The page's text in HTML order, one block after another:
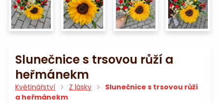
Slunečnice s trsovou růží a
heřmánekm
Květinářství Z lásky
Slunečnice s trsovou růží
a heřmánekm